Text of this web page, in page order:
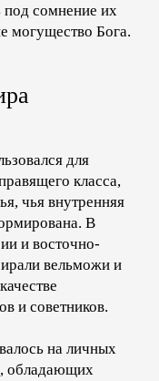
под сомнение их
могущество Бога.
для
класса,
чья внутренняя
В
и восточно-
вельможи и
и советников.
на личных
обладающих